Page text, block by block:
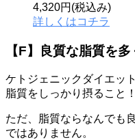
4,320円(税込み)
詳しくはコチラ
【F】良質な脂質を
ケトジェニックダイエッ
脂質をしっかり摂ること！
ただ、脂質ならなんでも
ではありません。